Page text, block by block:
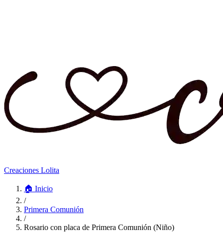
Creaciones Lolita
🏠 Inicio
/
Primera Comunión
/
Rosario con placa de Primera Comunión (Niño)